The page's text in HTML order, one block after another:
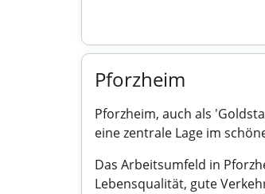
Pforzheim
Pforzheim, auch als
eine zentrale Lage im
Das Arbeitsumfeld in
Lebensqualität, gute